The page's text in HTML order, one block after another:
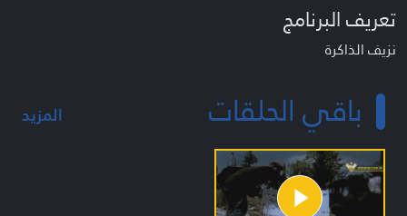
تعريف البرنامج
نزيف الذاكرة
باقي الحلقات المزيد